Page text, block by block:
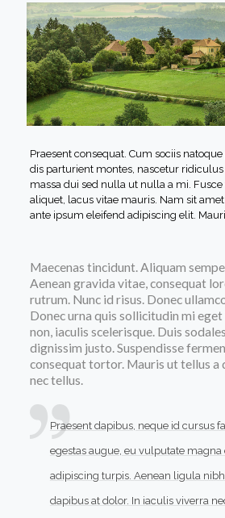
Praesent consequat. Cum sociis
dis parturient montes, nascetur
massa dui sed nulla ut nulla a mi.
aliquet, lacus vitae mauris. Nam sit
ante ipsum eleifend adipiscing elit.
Maecenas tincidunt. Aliquam
Aenean gravida vitae, consequat
rutrum. Nunc id risus. Donec
Donec urna quis sollicitudin mi
non, iaculis scelerisque. Duis
dignissim justo. Suspendisse
consequat tortor. Mauris ut tellus a
nec tellus.
Praesent dapibus, neque id cursus
egestas augue, eu vulputate magna
adipiscing turpis. Aenean ligula
dapibus at dolor. In iaculis viverra